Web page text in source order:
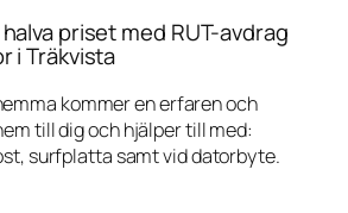
priset med RUT-avdrag
i Träkvista
kommer en erfaren och
till dig och hjälper till med:
surfplatta samt vid datorbyte.